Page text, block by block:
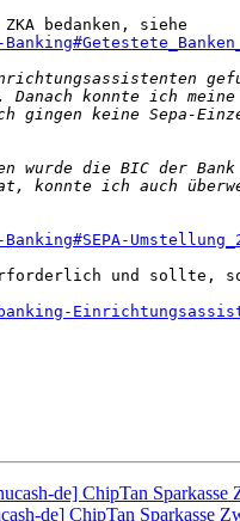
und sollte,
de] ChipTan
de] ChipTan Sparkasse